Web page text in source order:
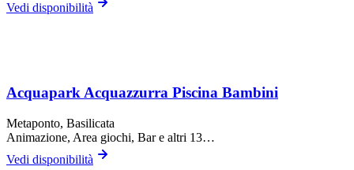
Vedi disponibilità
Acquapark Acquazzurra Piscina Bambini
Metaponto, Basilicata
Animazione, Area giochi, Bare altri 13…
Vedi disponibilità